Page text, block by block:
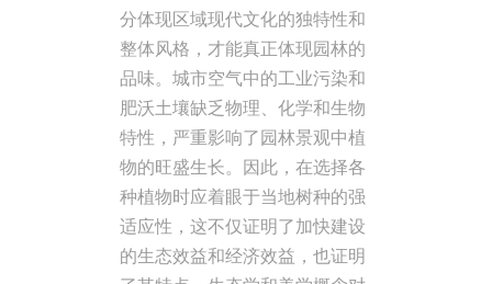
分体现区域现代文化的独特性和
整体风格，才能真正体现园林的
品味。城市空气中的工业污染和
肥沃土壤缺乏物理、化学和生物
特性，严重影响了园林景观中植
物的旺盛生长。因此，在选择各
种植物时应着眼于当地树种的强
适应性，这不仅证明了加快建设
的生态效益和经济效益，也证明